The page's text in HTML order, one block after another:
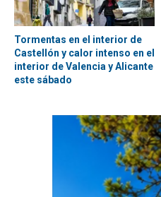
Tormentas en el interior de
Castellón y calor intenso en el
interior de Valencia y Alicante
este sábado